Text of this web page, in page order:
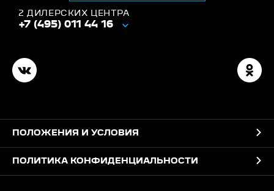
2 ДИЛЕРСКИХ ЦЕНТРА
+7 (495) 011 44 16
ПОЛОЖЕНИЯ И УСЛОВИЯ
ПОЛИТИКА КОНФИДЕНЦИАЛЬНОСТИ